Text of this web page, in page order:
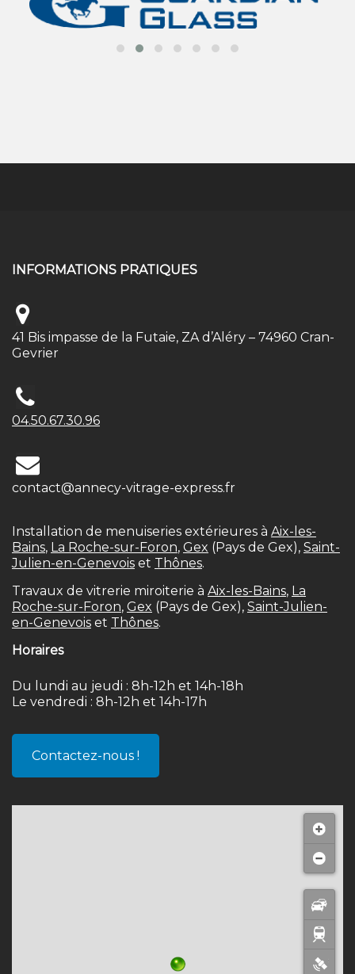
INFORMATIONS PRATIQUES
41 Bis impasse de la Futaie, ZA d’Aléry – 74960 Cran-
Gevrier
04.50.67.30.96
contact@annecy-vitrage-express.fr
Installation de menuiseries extérieures à Aix-les-
Bains, La Roche-sur-Foron, Gex (Pays de Gex), Saint-
Julien-en-Genevois et Thônes.
Travaux de vitrerie miroiterie à Aix-les-Bains, La
Roche-sur-Foron, Gex (Pays de Gex), Saint-Julien-
en-Genevois et Thônes.
Horaires
Du lundi au jeudi : 8h-12h et 14h-18h
Le vendredi : 8h-12h et 14h-17h
Contactez-nous !